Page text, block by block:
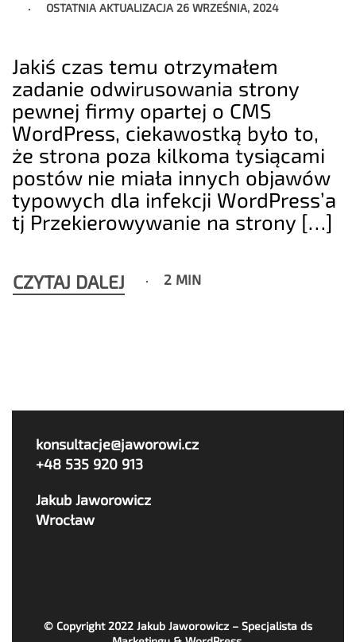
OSTATNIA AKTUALIZACJA 26 WRZEŚNIA, 2024
Jakiś czas temu otrzymałem
zadanie odwirusowania strony
pewnej firmy opartej o CMS
WordPress, ciekawostką było to,
że strona poza kilkoma tysiącami
postów nie miała innych objawów
typowych dla infekcji WordPress’a
tj Przekierowywanie na strony […]
CZYTAJ DALEJ 2 MIN
konsultacje@jaworowi.cz
+48 535 920 913
Jakub Jaworowicz
Wrocław
© Copyright 2022 Jakub Jaworowicz – Specjalista ds